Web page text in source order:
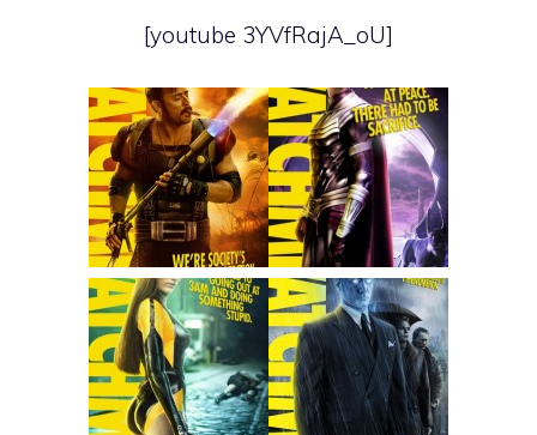
[youtube 3YVfRajA_oU]